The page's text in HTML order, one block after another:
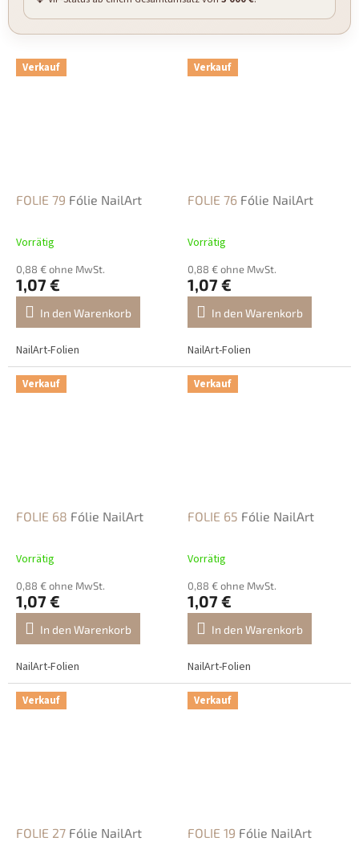
Verkauf
FOLIE 79 Fólie NailArt
Vorrätig
0,88 € ohne MwSt.
1,07 €
In den Warenkorb
NailArt-Folien
Verkauf
FOLIE 76 Fólie NailArt
Vorrätig
0,88 € ohne MwSt.
1,07 €
In den Warenkorb
NailArt-Folien
Verkauf
FOLIE 68 Fólie NailArt
Vorrätig
0,88 € ohne MwSt.
1,07 €
In den Warenkorb
NailArt-Folien
Verkauf
FOLIE 65 Fólie NailArt
Vorrätig
0,88 € ohne MwSt.
1,07 €
In den Warenkorb
NailArt-Folien
Verkauf
FOLIE 27 Fólie NailArt
Verkauf
FOLIE 19 Fólie NailArt